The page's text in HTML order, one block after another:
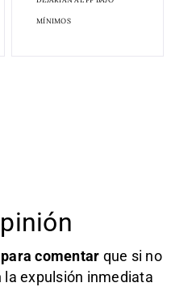
MÍNIMOS
para comentar que si no
expulsión inmediata